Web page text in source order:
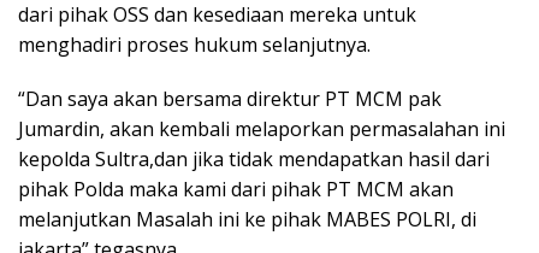
dari pihak OSS dan kesediaan mereka untuk
menghadiri proses hukum selanjutnya.
“Dan saya akan bersama direktur PT MCM pak
Jumardin, akan kembali melaporkan permasalahan ini
kepolda Sultra,dan jika tidak mendapatkan hasil dari
pihak Polda maka kami dari pihak PT MCM akan
melanjutkan Masalah ini ke pihak MABES POLRI, di